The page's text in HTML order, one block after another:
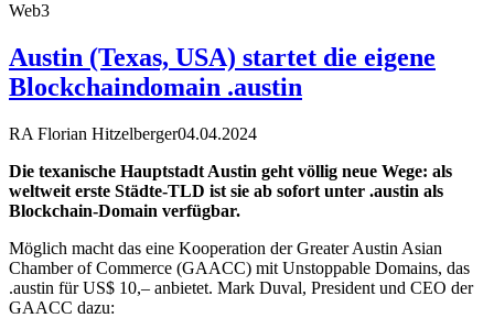
Web3
Austin (Texas, USA) startet die eigene
Blockchaindomain .austin
RA Florian Hitzelberger04.04.2024
Die texanische Hauptstadt Austin geht völlig neue Wege: als
weltweit erste Städte-TLD ist sie ab sofort unter .austin als
Blockchain-Domain verfügbar.
Möglich macht das eine Kooperation der Greater Austin Asian
Chamber of Commerce (GAACC) mit Unstoppable Domains, das
.austin für US$ 10,– anbietet. Mark Duval, President und CEO der
GAACC dazu: